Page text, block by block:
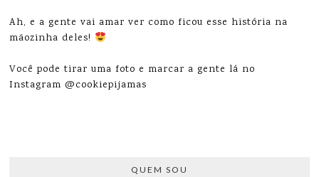
Ah, e a gente vai amar ver como ficou esse história na
mãozinha deles!
Você pode tirar uma foto e marcar a gente lá no
Instagram @cookiepijamas
QUEM SOU